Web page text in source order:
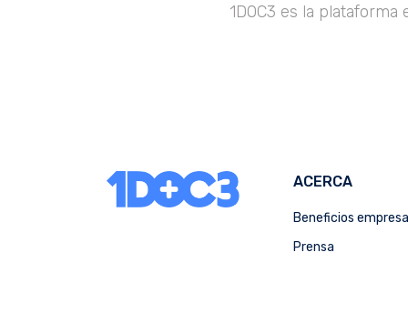
1DOC3 es la
ACERCA
Beneficios
Prensa